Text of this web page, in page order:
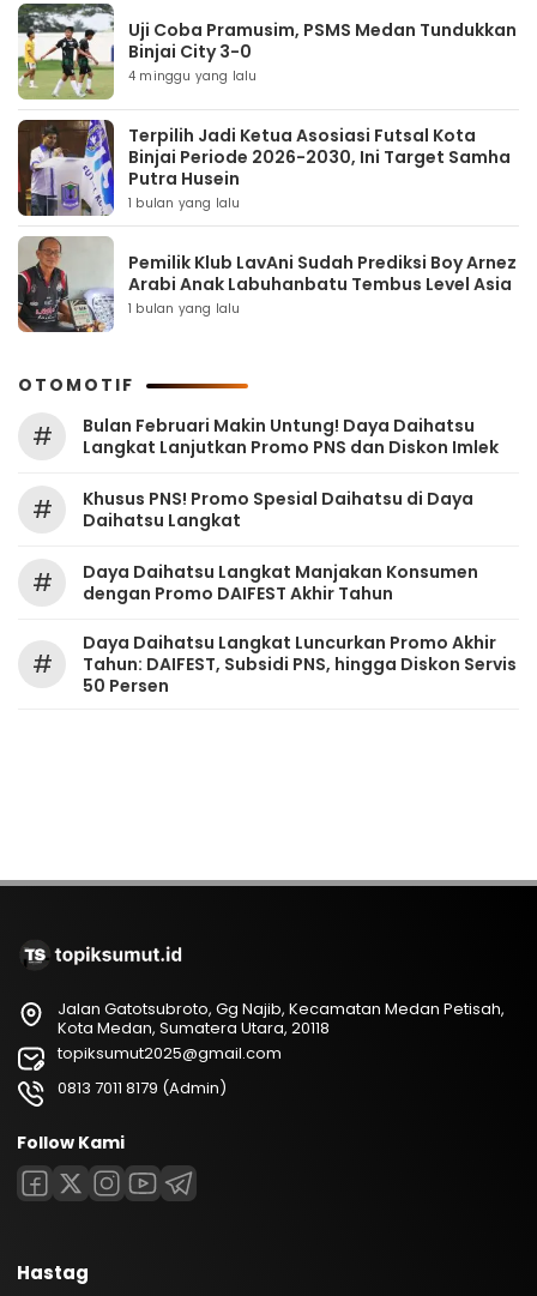
Uji Coba Pramusim, PSMS Medan Tundukkan
Binjai City 3-0
4 minggu yang lalu
Terpilih Jadi Ketua Asosiasi Futsal Kota
Binjai Periode 2026-2030, Ini Target Samha
Putra Husein
1 bulan yang lalu
Pemilik Klub LavAni Sudah Prediksi Boy Arnez
Arabi Anak Labuhanbatu Tembus Level Asia
1 bulan yang lalu
OTOMOTIF
#
Bulan Februari Makin Untung! Daya Daihatsu
Langkat Lanjutkan Promo PNS dan Diskon Imlek
#
Khusus PNS! Promo Spesial Daihatsu di Daya
Daihatsu Langkat
#
Daya Daihatsu Langkat Manjakan Konsumen
dengan Promo DAIFEST Akhir Tahun
#
Daya Daihatsu Langkat Luncurkan Promo Akhir
Tahun: DAIFEST, Subsidi PNS, hingga Diskon Servis
50 Persen
Jalan Gatotsubroto, Gg Najib, Kecamatan Medan Petisah,
Kota Medan, Sumatera Utara, 20118
topiksumut2025@gmail.com
0813 7011 8179 (Admin)
Follow Kami
Hastag